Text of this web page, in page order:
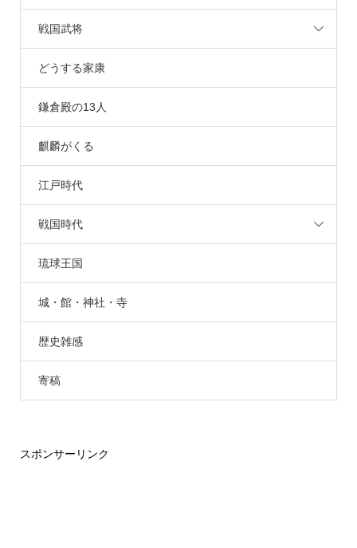
戦国武将
どうする家康
鎌倉殿の13人
麒麟がくる
江戸時代
戦国時代
琉球王国
城・館・神社・寺
歴史雑感
寄稿
スポンサーリンク